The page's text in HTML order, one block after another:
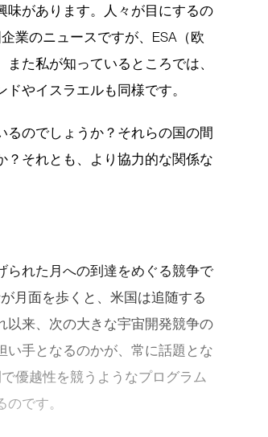
味があります。人々が目にするの
業のニュースですが、ESA（欧
た私が知っているところでは、
やイスラエルも同様です。
るのでしょうか？それらの国の間
？それとも、より協力的な関係な
られた月への到達をめぐる競争で
月面を歩くと、米国は追随する
以来、次の大きな宇宙開発競争の
い手となるのかが、常に話題とな
優越性を競うようなプログラム
です。